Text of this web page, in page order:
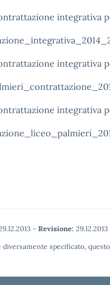
integrativa
integrativa
integrativa
- Revisione: 29.12.2013
diversamente specificato,